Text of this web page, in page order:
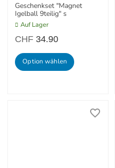
Geschenkset "Magnet
Igelball 9teilig" s
Auf Lager
CHF 34.90
Option wählen